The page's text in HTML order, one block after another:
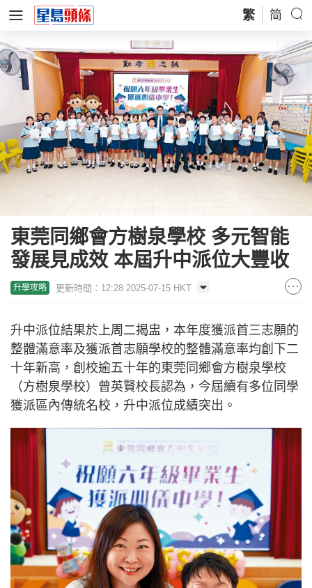
繁 简
東莞同鄉會方樹泉學校 多元智能
發展見成效 本屆升中派位大豐收
升學攻略 更新時間：12:28 2025-07-15 HKT
升中派位結果於上周二揭盅，本年度獲派首三志願的
整體滿意率及獲派首志願學校的整體滿意率均創下二
十年新高，創校逾五十年的東莞同鄉會方樹泉學校
（方樹泉學校）曾英賢校長認為，今屆續有多位同學
獲派區內傳統名校，升中派位成績突出。